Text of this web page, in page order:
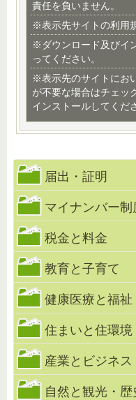
責任を負いません。
※表示先サイトの利用
※ダウンロード及びイ
ってください。
※表示先のサイトにお
が不要な場合はチェッ
インストールしてくだ
届出・証明
マイナンバー制
税金と料金
教育と子育て
健康医療と福祉
住まいと住環境
産業とビジネス
自然と観光・歴